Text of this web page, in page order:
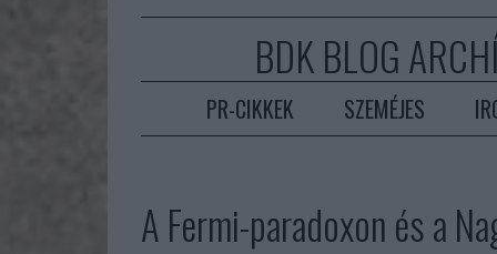
BDK BLOG
PR-CIKKEK SZEMÉJES
A Fermi-paradoxon és a